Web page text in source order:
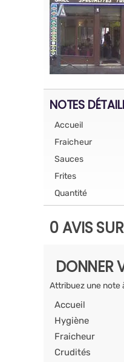
NOTES
Accueil
Fraicheur
Sauces
Frites
Quantité
0 AVIS
DONNER
Attribuez une note
Accueil
Hygiène
Fraicheur
Crudités